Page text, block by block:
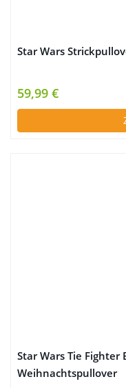
Star Wars
59,99 €
Star Wars Tie Fighter
Weihnachtspullover